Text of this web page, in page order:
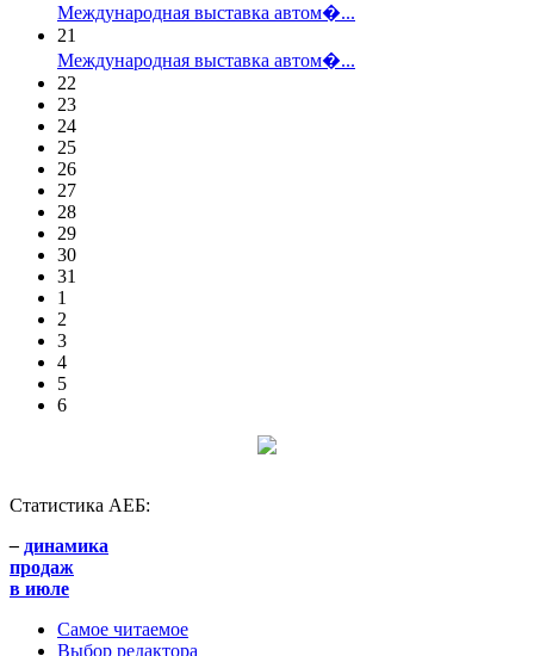
Международная выставка автом�...
21
Международная выставка автом�...
22
23
24
25
26
27
28
29
30
31
1
2
3
4
5
6
Статистика АЕБ:
– динамика
продаж
в июле
Самое читаемое
Выбор редактора